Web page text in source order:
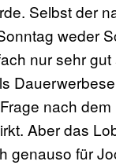
Selbst der
weder
nur sehr
nach
Aber das
genauso für